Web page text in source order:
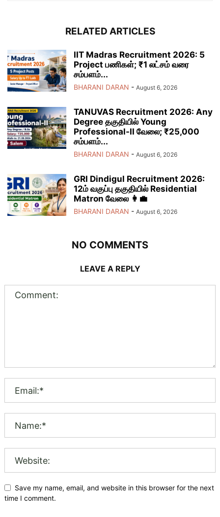
RELATED ARTICLES
IIT Madras Recruitment 2026: 5
Project பணிகள்; ₹1 லட்சம் வரை
சம்பளம்...
BHARANI DARAN - August 6, 2026
TANUVAS Recruitment 2026: Any
Degree தகுதியில் Young
Professional-II வேலை; ₹25,000
சம்பளம்...
BHARANI DARAN - August 6, 2026
GRI Dindigul Recruitment 2026:
12ம் வகுப்பு தகுதியில் Residential
Matron வேலை 👩‍💼
BHARANI DARAN - August 6, 2026
NO COMMENTS
LEAVE A REPLY
Save my name, email, and website in this browser for the next
time I comment.